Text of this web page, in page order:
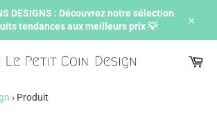
DESIGNS : Découvrez notre sélection
tendances aux meilleurs prix 💡
› Produit